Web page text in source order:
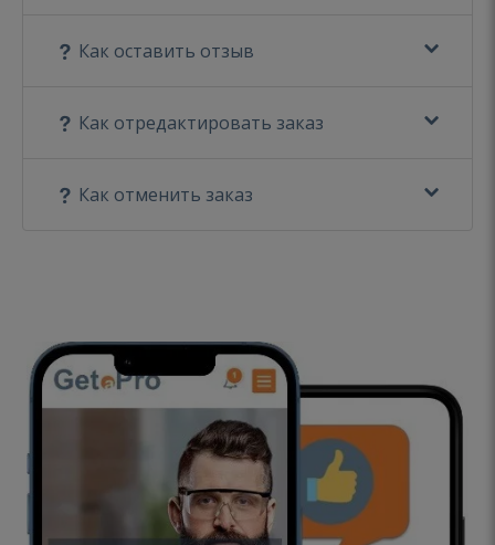
Как оставить отзыв
Как отредактировать заказ
Как отменить заказ